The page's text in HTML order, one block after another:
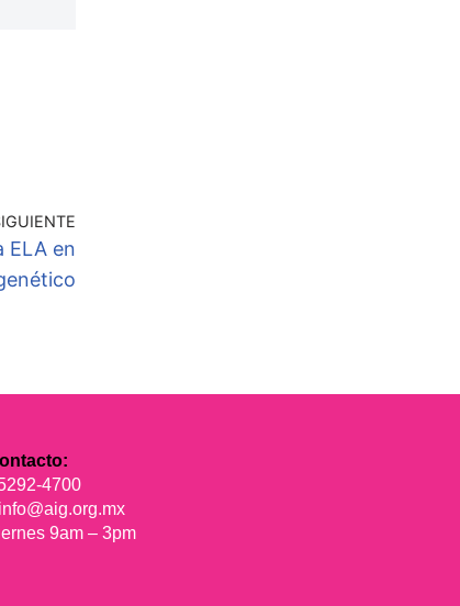
ELA en
4700
info@aig.org.mx
9am – 3pm